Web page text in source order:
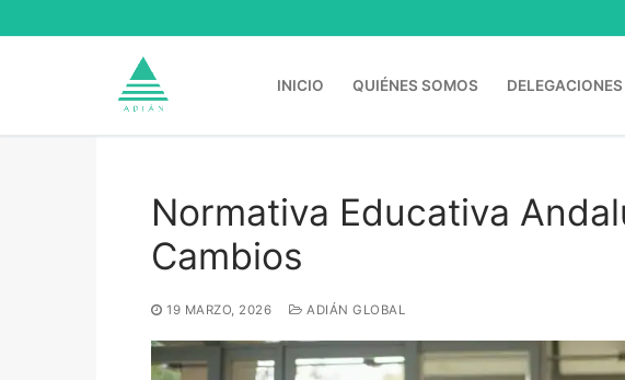
al
INICIO QUIÉNES SOMOS DELEGACIONES
Normativa Educativa
Cambios
19 MARZO, 2026 ADIÁN GLOBAL